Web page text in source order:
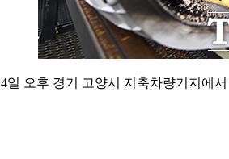
오후 경기 고양시 지축차량기지에